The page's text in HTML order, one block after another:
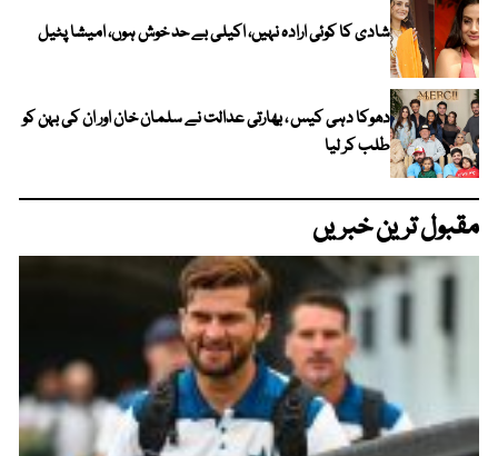
شادی کا کوئی ارادہ نہیں، اکیلی بے حد خوش ہوں، امیشا پٹیل
دھوکا دہی کیس ، بھارتی عدالت نے سلمان خان اور ان کی بہن کو
طلب کر لیا
مقبول ترین خبریں